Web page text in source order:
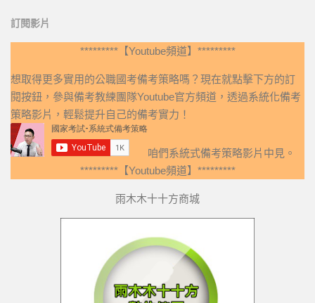
訂閱影片
*********【Youtube頻道】*********
想取得更多實用的公職國考備考策略嗎？現在就點擊下方的訂
閱按鈕，參與備考教練團隊Youtube官方頻道，透過系統化備考
策略影片，輕鬆提升自己的備考實力！
咱們系統式備考策略影片中見。
*********【Youtube頻道】*********
雨木木十十方商城